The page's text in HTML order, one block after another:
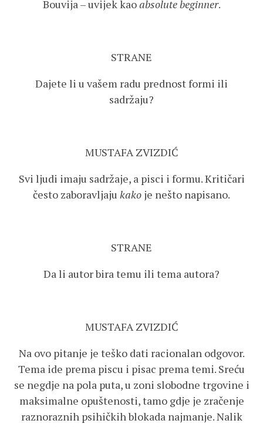
Bouvija – uvijek kaoabsolute beginner.
STRANE
Dajete li u vašem radu prednost formi ili
sadržaju?
MUSTAFA ZVIZDIĆ
Svi ljudi imaju sadržaje, a pisci i formu. Kritičari
često zaboravljaju kako je nešto napisano.
STRANE
Da li autor bira temu ili tema autora?
MUSTAFA ZVIZDIĆ
Na ovo pitanje je teško dati racionalan odgovor.
Tema ide prema piscu i pisac prema temi. Sreću
se negdje na pola puta, u zoni slobodne trgovine i
maksimalne opuštenosti, tamo gdje je zračenje
raznoraznih psihičkih blokada najmanje. Nalik